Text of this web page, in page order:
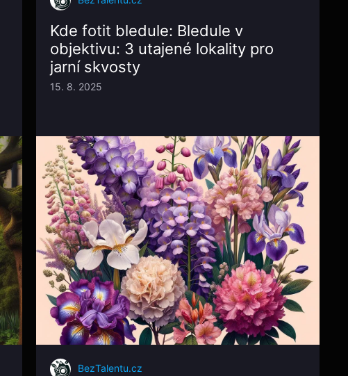
Kde fotit bledule: Bledule v
objektivu: 3 utajené lokality pro
jarní skvosty
15. 8. 2025
BezTalentu.cz